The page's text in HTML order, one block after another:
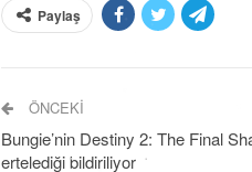
Paylaş
ÖNCEKI
Bungie’nin Destiny 2: The Final
ertelediği bildiriliyor